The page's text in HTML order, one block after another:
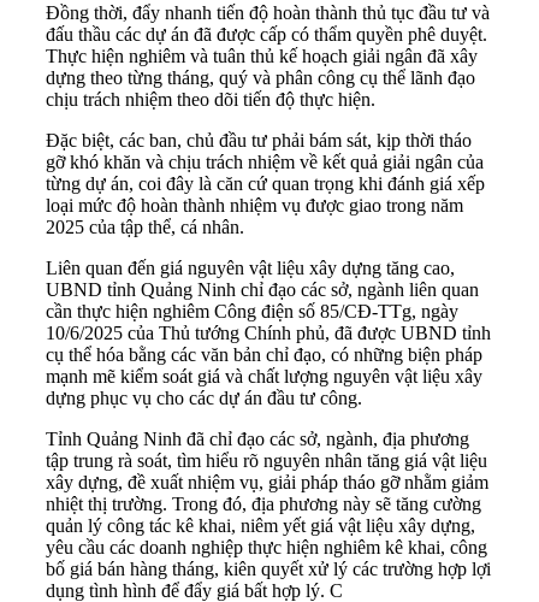
Đồng thời, đẩy nhanh tiến độ hoàn thành thủ tục đầu tư và
đấu thầu các dự án đã được cấp có thẩm quyền phê duyệt.
Thực hiện nghiêm và tuân thủ kế hoạch giải ngân đã xây
dựng theo từng tháng, quý và phân công cụ thể lãnh đạo
chịu trách nhiệm theo dõi tiến độ thực hiện.
Đặc biệt, các ban, chủ đầu tư phải bám sát, kịp thời tháo
gỡ khó khăn và chịu trách nhiệm về kết quả giải ngân của
từng dự án, coi đây là căn cứ quan trọng khi đánh giá xếp
loại mức độ hoàn thành nhiệm vụ được giao trong năm
2025 của tập thể, cá nhân.
Liên quan đến giá nguyên vật liệu xây dựng tăng cao,
UBND tỉnh Quảng Ninh chỉ đạo các sở, ngành liên quan
cần thực hiện nghiêm Công điện số 85/CĐ-TTg, ngày
10/6/2025 của Thủ tướng Chính phủ, đã được UBND tỉnh
cụ thể hóa bằng các văn bản chỉ đạo, có những biện pháp
mạnh mẽ kiểm soát giá và chất lượng nguyên vật liệu xây
dựng phục vụ cho các dự án đầu tư công.
Tỉnh Quảng Ninh đã chỉ đạo các sở, ngành, địa phương
tập trung rà soát, tìm hiểu rõ nguyên nhân tăng giá vật liệu
xây dựng, đề xuất nhiệm vụ, giải pháp tháo gỡ nhằm giảm
nhiệt thị trường. Trong đó, địa phương này sẽ tăng cường
quản lý công tác kê khai, niêm yết giá vật liệu xây dựng,
yêu cầu các doanh nghiệp thực hiện nghiêm kê khai, công
bố giá bán hàng tháng, kiên quyết xử lý các trường hợp lợi
dụng tình hình để đẩy giá bất hợp lý. C